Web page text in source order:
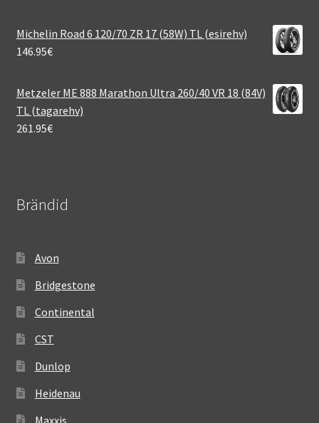
Michelin Road 6 120/70 ZR 17 (58W) TL (esirehv)
146.95€
Metzeler ME 888 Marathon Ultra 260/40 VR 18 (84V)
TL (tagarehv)
261.95€
Brändid
Avon
Bridgestone
Continental
CST
Dunlop
Heidenau